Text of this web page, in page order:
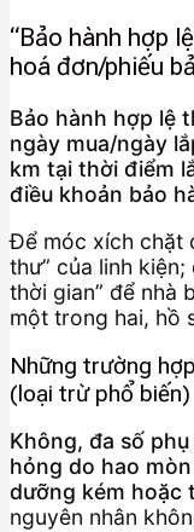
“Bảo hành hợp
hoá đơn/phiếu
Bảo hành hợp lệ
ngày mua/ngày
km tại thời điểm
điều khoản bảo
Để móc xích chặt
thư” của linh kiện;
thời gian” để nhà
một trong hai, hồ
Những trường hợp
(loại trừ phổ biến)
Không, đa số
hỏng do hao
dưỡng kém hoặc
nguyên nhân